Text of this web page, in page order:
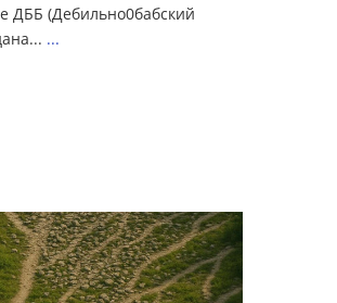
ДББ (Дебильно0бабский
...